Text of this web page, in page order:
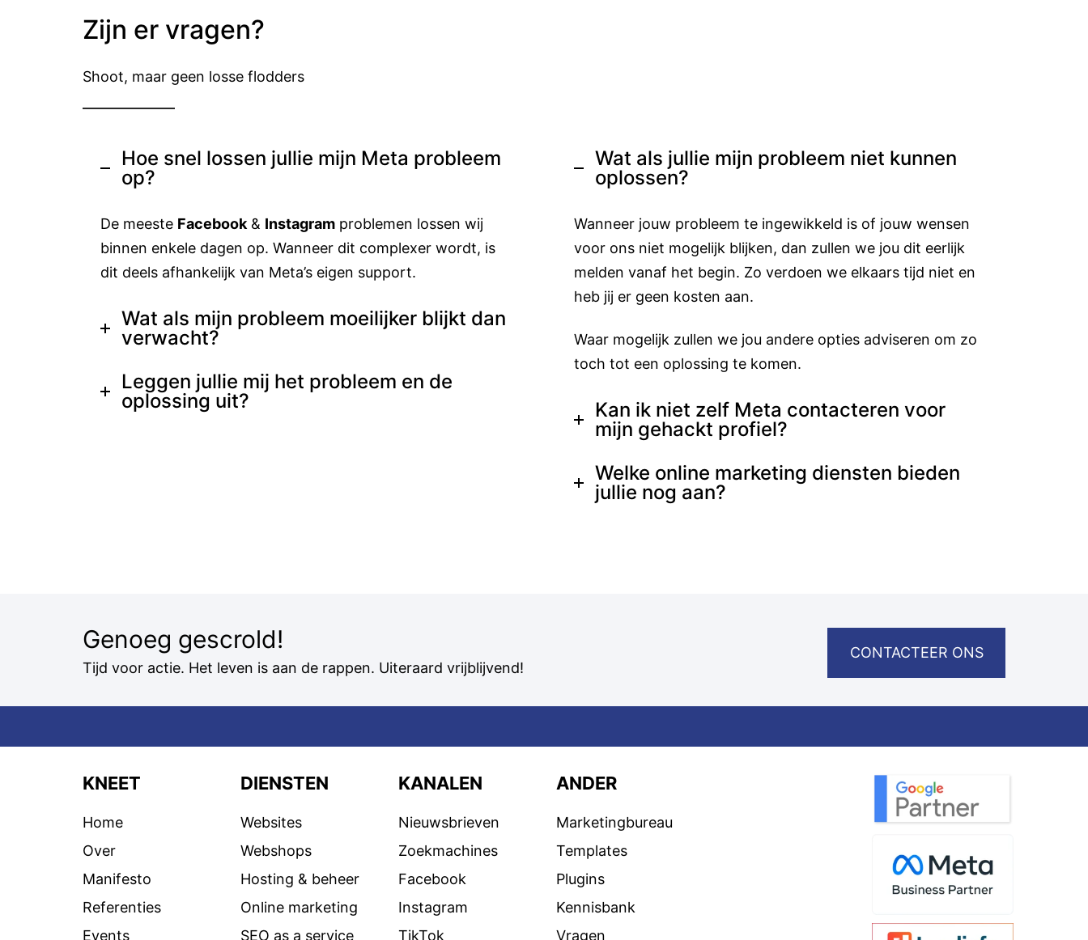
Zijn er vragen?
Shoot, maar geen losse flodders
Hoe snel lossen jullie mijn Meta probleem
op?
De meeste Facebook & Instagram problemen lossen wij
binnen enkele dagen op. Wanneer dit complexer wordt, is
dit deels afhankelijk van Meta’s eigen support.
Wat als mijn probleem moeilijker blijkt dan
verwacht?
Leggen jullie mij het probleem en de
oplossing uit?
Wat als jullie mijn probleem niet kunnen
oplossen?
Wanneer jouw probleem te ingewikkeld is of jouw wensen
voor ons niet mogelijk blijken, dan zullen we jou dit eerlijk
melden vanaf het begin. Zo verdoen we elkaars tijd niet en
heb jij er geen kosten aan.
Waar mogelijk zullen we jou andere opties adviseren om zo
toch tot een oplossing te komen.
Kan ik niet zelf Meta contacteren voor
mijn gehackt profiel?
Welke online marketing diensten bieden
jullie nog aan?
Genoeg gescrold!
Tijd voor actie. Het leven is aan de rappen. Uiteraard vrijblijvend!
CONTACTEER ONS
KNEET
Home
Over
Manifesto
Referenties
Events
DIENSTEN
Websites
Webshops
Hosting & beheer
Online marketing
SEO as a service
KANALEN
Nieuwsbrieven
Zoekmachines
Facebook
Instagram
TikTok
ANDER
Marketingbureau
Templates
Plugins
Kennisbank
Vragen